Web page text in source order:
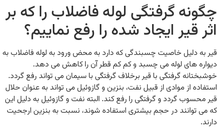
چگونه گرفتگی لوله فاضلاب را که بر
اثر قیر ایجاد شده را رفع نماییم؟
قیر به دلیل خاصیت چسبندگی که دارد به محض ورود به لوله فاضلاب به
دیواره های لوله می چسبد و کم کم قطر آن را کاهش می دهد.
خوشبختانه گرفتگی با قیر برخلاف گرفتگی با سیمان می تواند رفع گردد.
استفاده از موادی از قبیل نفت، بنزین و گازوئیل می تواند به عنوان حلال
قیر محسوب گردد و گرفتگی را رفع کند. البته نفت و گازوئیل به دلیل این
که می توانند در حجم بیشتری استفاده شوند، نسبت به بنزین ارجحیت
دارند.